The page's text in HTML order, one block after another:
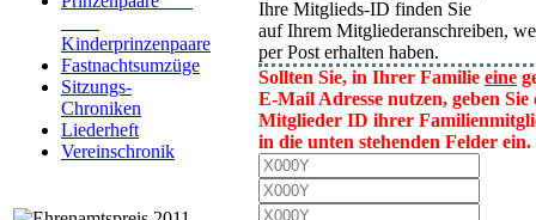
Kinderprinzenpaare
Fastnachtsumzüge
Sitzungs-
Chroniken
Liederheft
Vereinschronik
Ihre Mitglieds-ID finden Sie
auf Ihrem Mitgliederanschreiben,
per Post erhalten haben.
Sollten Sie, in Ihrer Familie eine
E-Mail Adresse nutzen, geben Sie
Mitglieder ID ihrer
in die unten stehenden Felder ein.